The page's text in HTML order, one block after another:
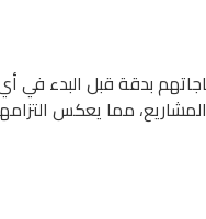
بدقة قبل البدء
مما يعكس